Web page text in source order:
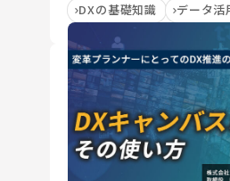
DXの基礎知識 データ活